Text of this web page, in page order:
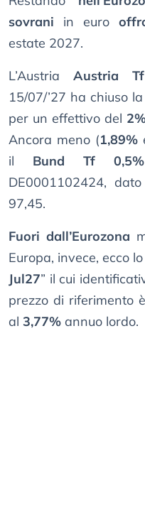
sovrani in euro
estate 2027.
L’Austria Austria
15/07/’27 ha chiuso
per un effettivo del
Ancora meno (1,89%
il Bund Tf
DE0001102424,
97,45.
Fuori dall’Eurozona
Europa, invece, ecco lo
Jul27” il cui
prezzo di riferimento
al 3,77% annuo lordo.